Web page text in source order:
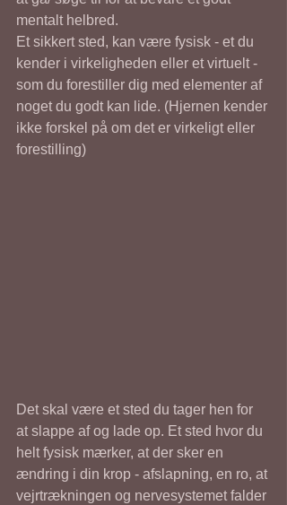
mentalt helbred.
Et sikkert sted, kan være fysisk - et du
kender i virkeligheden eller et virtuelt -
som du forestiller dig med elementer af
noget du godt kan lide. (Hjernen kender
ikke forskel på om det er virkeligt eller
forestilling)
Det skal være et sted du tager hen for
at slappe af og lade op. Et sted hvor du
helt fysisk mærker, at der sker en
ændring i din krop - afslapning, en ro, at
vejrtrækningen og nervesystemet falder